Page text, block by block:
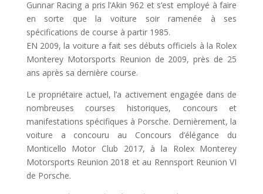
Gunnar Racing a pris l’Akin 962 et s’est employé à faire
en sorte que la voiture soir ramenée à ses
spécifications de course à partir 1985.
EN 2009, la voiture a fait ses débuts officiels à la Rolex
Monterey Motorsports Reunion de 2009, près de 25
ans après sa dernière course.
Le propriétaire actuel, l’a activement engagée dans de
nombreuses courses historiques, concours et
manifestations spécifiques à Porsche. Dernièrement, la
voiture a concouru au Concours d’élégance du
Monticello Motor Club 2017, à la Rolex Monterey
Motorsports Reunion 2018 et au Rennsport Reunion VI
de Porsche.